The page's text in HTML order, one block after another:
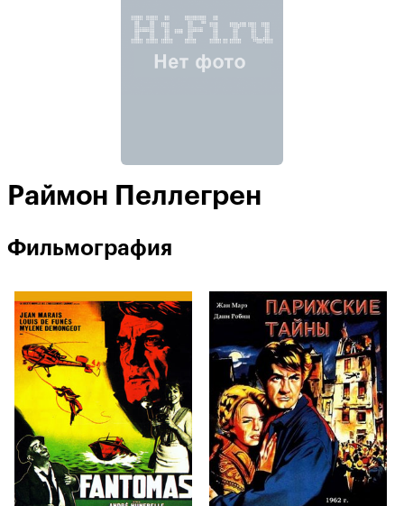
Раймон Пеллегрен
Фильмография